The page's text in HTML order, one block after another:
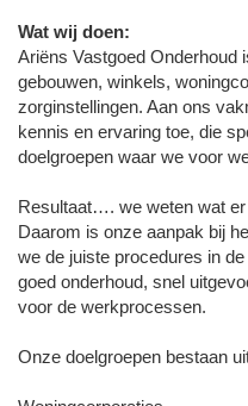
Wat wij doen:
Ariëns Vastgoed Onderhoud
gebouwen, winkels,
zorginstellingen. Aan ons
kennis en ervaring toe, die
doelgroepen waar we voor
Resultaat…. we weten wat
Daarom is onze aanpak bij
we de juiste procedures in
goed onderhoud, snel
voor de werkprocessen.
Onze doelgroepen bestaan